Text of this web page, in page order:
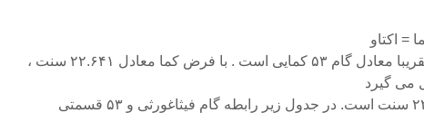
به این ترتیب گام فیثاغورثی تقریبا معادل گام ۵۳ کمایی است . با فرض کما معادل ۲۲.۶۴۱ سنت ،
که هر درجه آن برابر با ۲۲.۶۴۱ سنت است. در جدول زیر رابطه گام فیثاغورثی و ۵۳ قسمتی